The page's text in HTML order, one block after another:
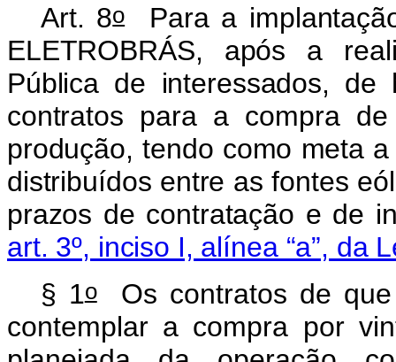
Art. 8oPara a
ELETROBRÁS, após a
Pública de interessados,
contratos para a compra
produção,tendo como meta
distribuídos entre as fontes
prazos de contratação e de
art. 3º, inciso I, alínea “a”, da
§ 1oOs contratos de
contemplar a compra por